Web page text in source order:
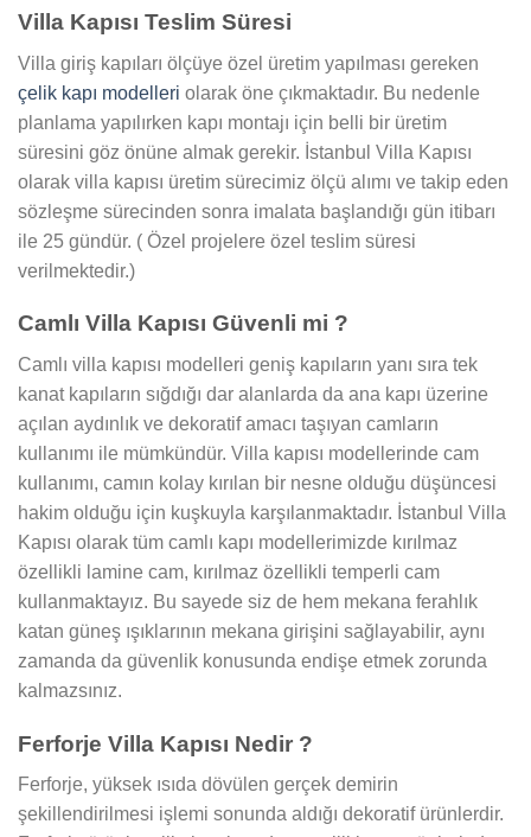
Villa Kapısı Teslim Süresi
Villa giriş kapıları ölçüye özel üretim yapılması gereken
çelik kapı modelleri olarak öne çıkmaktadır. Bu nedenle
planlama yapılırken kapı montajı için belli bir üretim
süresini göz önüne almak gerekir. İstanbul Villa Kapısı
olarak villa kapısı üretim sürecimiz ölçü alımı ve takip eden
sözleşme sürecinden sonra imalata başlandığı gün itibarı
ile 25 gündür. ( Özel projelere özel teslim süresi
verilmektedir.)
Camlı Villa Kapısı Güvenli mi ?
Camlı villa kapısı modelleri geniş kapıların yanı sıra tek
kanat kapıların sığdığı dar alanlarda da ana kapı üzerine
açılan aydınlık ve dekoratif amacı taşıyan camların
kullanımı ile mümkündür. Villa kapısı modellerinde cam
kullanımı, camın kolay kırılan bir nesne olduğu düşüncesi
hakim olduğu için kuşkuyla karşılanmaktadır. İstanbul Villa
Kapısı olarak tüm camlı kapı modellerimizde kırılmaz
özellikli lamine cam, kırılmaz özellikli temperli cam
kullanmaktayız. Bu sayede siz de hem mekana ferahlık
katan güneş ışıklarının mekana girişini sağlayabilir, aynı
zamanda da güvenlik konusunda endişe etmek zorunda
kalmazsınız.
Ferforje Villa Kapısı Nedir ?
Ferforje, yüksek ısıda dövülen gerçek demirin
şekillendirilmesi işlemi sonunda aldığı dekoratif ürünlerdir.